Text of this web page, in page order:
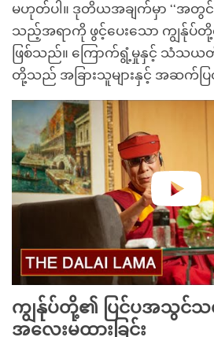
မဟုတ်ပါ။ ဒုတိယအချက်မှာ ‘‘အတွင်း
သည့်အရာကို ဖွင့်ပေးသော ကျွန်ု
ဖြစ်သည်။ ကြောက်ရွံ့မှုနှင့် သံသယတို့
တို့သည် အခြားသူများနှင့် အဆက်ပ
ကျွန်ုပ်တို့၏ ပြင်ပအသွင်သ
အလေးမထားခြင်း